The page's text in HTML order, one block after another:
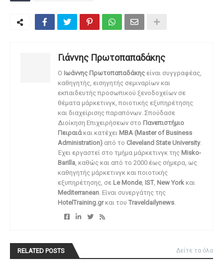
Γιάννης Πρωτοπαπαδάκης
O Ιωάννης Πρωτοπαπαδάκης είναι συγγραφέας,
καθηγητής, εισηγητής σεμιναρίων και
εκπαιδευτής προσωπικού ξενοδοχείων σε
θέματα μάρκετινγκ, ποιοτικής εξυπηρέτησης
και διαχείρισης παραπόνων. Σπούδασε
Διοίκηση Επιχειρήσεων στο Πανεπιστήμιο
Πειραιάκαι κατέχει MBA (Master of Business
Administration) από το Cleveland State University.
Έχει εργαστεί στο τμήμα μάρκετινγκ της Misko-
Barilla, καθώς και από το 2000 έως σήμερα, ως
καθηγητής μάρκετινγκ και ποιοτικής
εξυπηρέτησης, σε Le Monde, IST, New York και
Mediterranean. Είναι συνεργάτης της
HotelTraining.grκαι του Traveldailynews.
RELATED POSTS Δείτε τα όλα